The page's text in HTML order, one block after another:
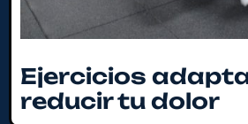
Ejercicios
reducir tu dolor